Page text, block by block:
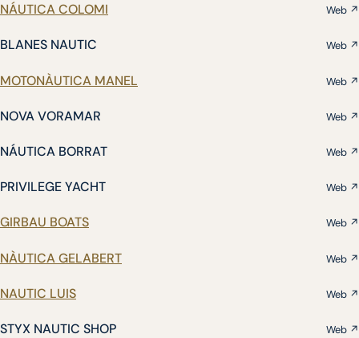
NÁUTICA COLOMI Web ↗
BLANES NAUTIC Web ↗
MOTONÀUTICA MANEL Web ↗
NOVA VORAMAR Web ↗
NÁUTICA BORRAT Web ↗
PRIVILEGE YACHT Web ↗
GIRBAU BOATS Web ↗
NÀUTICA GELABERT Web ↗
NAUTIC LUIS Web ↗
STYX NAUTIC SHOP Web ↗